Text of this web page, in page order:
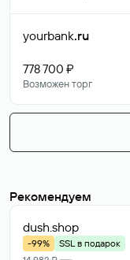
yourbank.ru
778 700 ₽
Возможен торг
Рекомендуем
dush.shop
-99%
SSL в подарок